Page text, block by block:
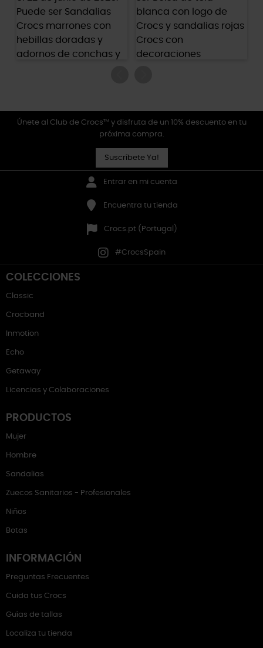
Únete al Club de Crocs™ y disfruta de un 10% descuento en tu
próxima compra.
Suscríbete Ya!
Entrar en mi cuenta
Encuentra tu tienda
Crocs.pt (Portugal)
#CrocsSpain
COLECCIONES
Classic
Crocband
Inmotion
Echo
Getaway
Licencias y Colaboraciones
PRODUCTOS
Mujer
Hombre
Sandalias
Zuecos Sanitarios - Profesionales
Niños
Botas
INFORMACIÓN
Preguntas Frecuentes
Cuida tus Crocs
Guías de tallas
Localiza tu tienda